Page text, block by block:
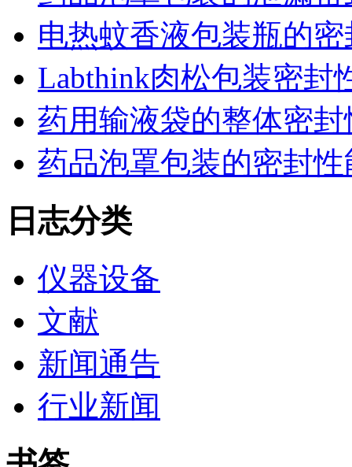
电热蚊香液包装瓶的
Labthink肉松包装密封
药用输液袋的整体密
药品泡罩包装的密封
日志分类
仪器设备
文献
新闻通告
行业新闻